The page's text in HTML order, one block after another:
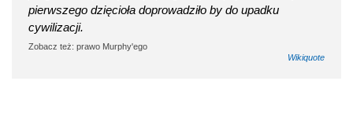
pierwszego dzięcioła doprowadziło by do upadku
cywilizacji.
Zobacz też: prawo Murphy'ego
Wikiquote